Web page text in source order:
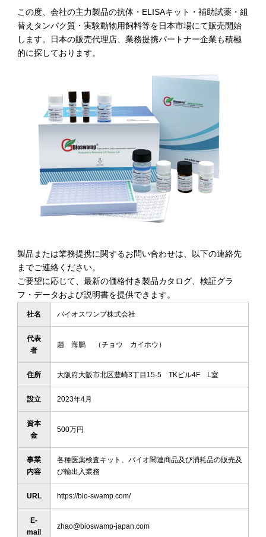
この度、会社の主力製品の抗体・ELISAキット・補助試薬・組
替えタンパク質・実験動物用飼料等を日本市場にて販売開始
します。日本の販売代理店、業務提携パートナー企業も積極
的に探しております。
製品または業務提携に関するお問い合わせは、以下の連絡先
までご連絡ください。
ご要望に応じて、最新の価格付き製品カタログ、検証グラ
フ・データおよび説明書を提供できます。
社名 バイオスワンプ株式会社
代表
者
趙 海鵬 （チョウ カイホウ）
住所 大阪府大阪市北区豊崎3丁目15-5 TKビル4F L室
設立 2023年4月
資本
金
500万円
事業
内容
各種医薬検査キット、バイオ関連商品及び消耗品の販売及
び輸出入業務
URL https://bio-swamp.com/
E-
mail
zhao@bioswamp-japan.com